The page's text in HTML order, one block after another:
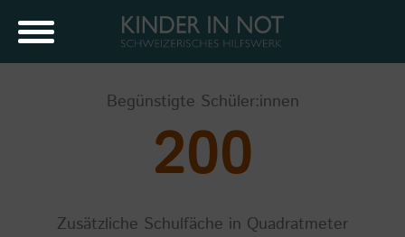
Begünstigte Schüler:innen
200
Zusätzliche Schulfäche in Quadratmeter